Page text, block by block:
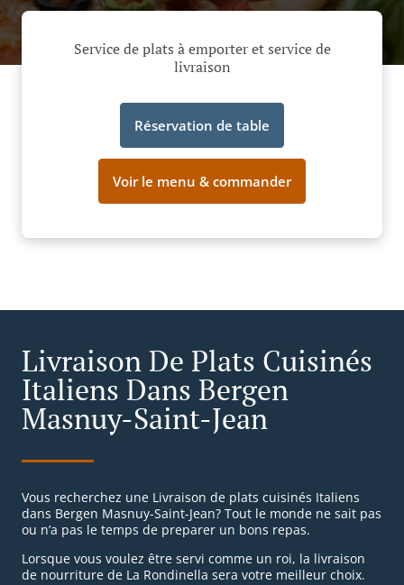
Service de plats à emporter et service de
livraison
Réservation de table
Voir le menu & commander
Livraison De Plats Cuisinés
Italiens Dans Bergen
Masnuy-Saint-Jean
Vous recherchez une Livraison de plats cuisinés Italiens
dans Bergen Masnuy-Saint-Jean? Tout le monde ne sait pas
ou n’a pas le temps de preparer un bons repas.
Lorsque vous voulez être servi comme un roi, la livraison
de nourriture de La Rondinella sera votre meilleur choix.